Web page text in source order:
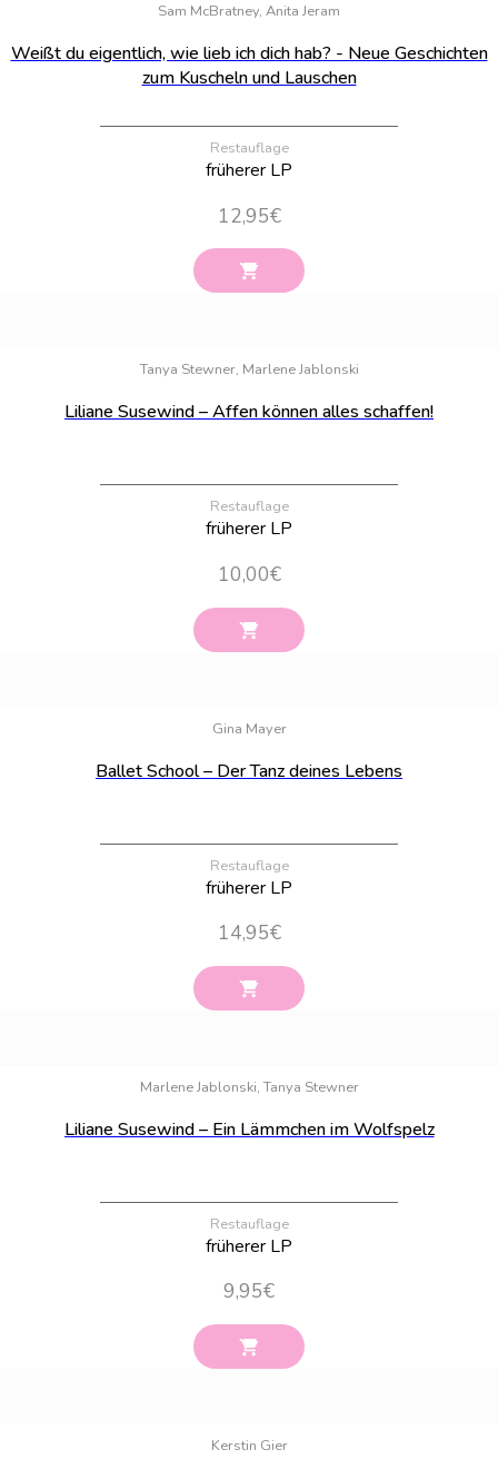
Sam McBratney, Anita Jeram
Weißt du eigentlich, wie lieb ich dich hab? - Neue Geschichten
zum Kuscheln und Lauschen
Restauflage
früherer LP
12,95€
Tanya Stewner, Marlene Jablonski
Liliane Susewind – Affen können alles schaffen!
Restauflage
früherer LP
10,00€
Gina Mayer
Ballet School – Der Tanz deines Lebens
Restauflage
früherer LP
14,95€
Marlene Jablonski, Tanya Stewner
Liliane Susewind – Ein Lämmchen im Wolfspelz
Restauflage
früherer LP
9,95€
Kerstin Gier